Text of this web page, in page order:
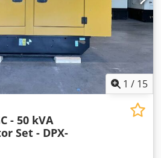
1 / 15
- 50 kVA
Set - DPX-